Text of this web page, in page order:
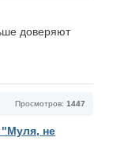
доверяют
Просмотров: 1447
"Муля, не